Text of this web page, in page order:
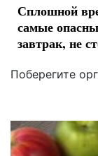
Сплошной
самые
завтрак, не
Поберегите